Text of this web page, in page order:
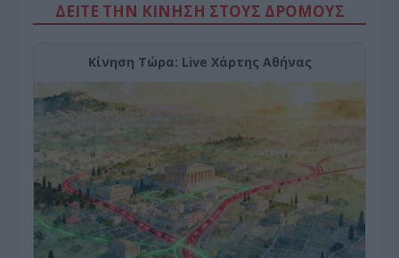
ΔΕΙΤΕ ΤΗΝ ΚΙΝΗΣΗ ΣΤΟΥΣ ΔΡΌΜΟΥΣ
Κίνηση Τώρα: Live Χάρτης Αθήνας